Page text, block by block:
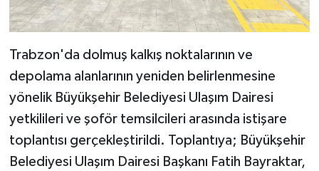
Trabzon'da dolmuş kalkış noktalarının ve
depolama alanlarının yeniden belirlenmesine
yönelik Büyükşehir Belediyesi Ulaşım Dairesi
yetkilileri ve şoför temsilcileri arasında istişare
toplantısı gerçekleştirildi. Toplantıya; Büyükşehir
Belediyesi Ulaşım Dairesi Başkanı Fatih Bayraktar,